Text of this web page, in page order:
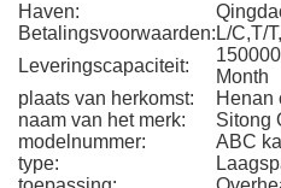
Haven:
Betalingsvoorwaarden: L/C,T/
Leveringscapaciteit:
Month
plaats van herkomst:
Henan
naam van het merk:
Sitong
modelnummer:
ABC
type: